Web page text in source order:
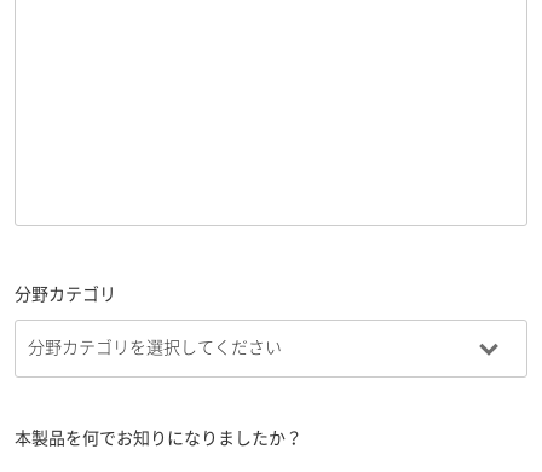
分野カテゴリ
本製品を何でお知りになりましたか？